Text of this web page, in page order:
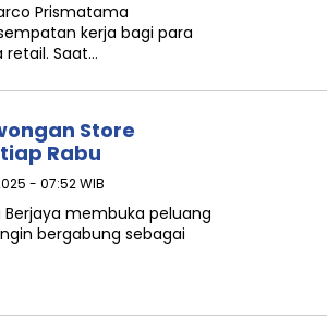
Prismatama
kerja bagi para
Saat…
Store
Rabu
- 07:52 WIB
Berjaya membuka peluang
bergabung sebagai